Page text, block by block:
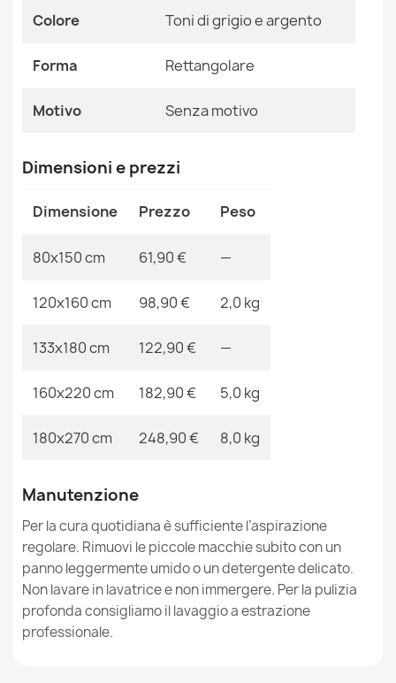
Tappeto da lavaggio moderno LAPIN shaggy
61,90 €
Tappeto da lavaggio moderno LAPIN shaggy
61,90 €
Tappeto da lavaggio moderno LAPIN shaggy
antisdrucciolevole avorio / nero
Tappeto da lavaggio moderno LAPIN shaggy, circle
antisdrucciolevole avorio / cioccolato
50,90 €
Motivo Senza Motivo
Riferimenti Specifici
Colore Toni di grigio e argento
Forma Rettangolare
Motivo Senza motivo
Dimensioni e prezzi
Dimensione Prezzo Peso
80x150 cm 61,90 € —
120x160 cm 98,90 € 2,0 kg
133x180 cm 122,90 € —
160x220 cm 182,90 € 5,0 kg
180x270 cm 248,90 € 8,0 kg
Manutenzione
Per la cura quotidiana è sufficiente l’aspirazione
regolare. Rimuovi le piccole macchie subito con un
panno leggermente umido o un detergente delicato.
Non lavare in lavatrice e non immergere. Per la pulizia
profonda consigliamo il lavaggio a estrazione
professionale.